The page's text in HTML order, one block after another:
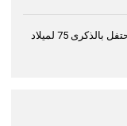
جوجل تحتفل بالذكرى 75 لميلاد